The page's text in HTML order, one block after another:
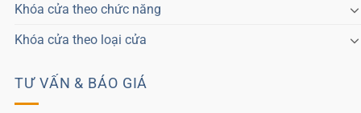
Khóa cửa theo chức năng
Khóa cửa theo loại cửa
TƯ VẤN & BÁO GIÁ